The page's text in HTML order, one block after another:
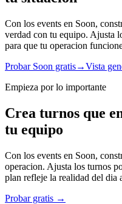
Con los events en Soon,
verdad con tu equipo. Ajusta
para que tu operacion
Probar Soon gratis→Vista
Empieza por lo importante
Crea turnos que
tu equipo
Con los events en Soon,
operacion. Ajusta los turnos
plan refleje la realidad del dia
Probar gratis →